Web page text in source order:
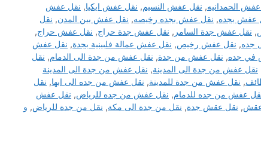
الحمدانيه, نقل عفش النسيم, نقل عفش ايكيا, نقل عفش
عفش بجده, نقل عفش بجده رخيصه, نقل عفش بين المدن, نقل
, نقل عفش جدة السامر , نقل عفش جدة حراج, نقل عفش حراج,
جده, نقل عفش رخيص, نقل عفش عمالة فلبينية بجدة, نقل عفش
في جده, نقل عفش من جدة, نقل عفش من جدة الى الدمام, نقل
نقل عفش من جدة الى المدينة, نقل عفش من جدة الى المدينة
, نقل عفش من جدة للمدينة, نقل عفش من جده الى ابها, نقل
عفش من جده للدمام, نقل عفش من جده للرياض, نقل عفش
, نقل عقش جدة, نقل من جدة الى مكة, نقل من جدة للرياض, و